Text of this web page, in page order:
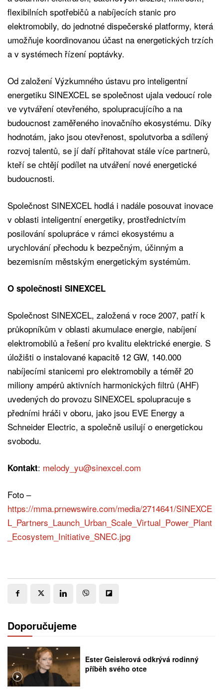
flexibilních spotřebičů a nabíjecích stanic pro
elektromobily, do jednotné dispečerské platformy, která
umožňuje koordinovanou účast na energetických trzích
a v systémech řízení poptávky.
Od založení Výzkumného ústavu pro inteligentní
energetiku SINEXCEL se společnost ujala vedoucí role
ve vytváření otevřeného, spolupracujícího a na
budoucnost zaměřeného inovačního ekosystému. Díky
hodnotám, jako jsou otevřenost, spolutvorba a sdílený
rozvoj talentů, se jí daří přitahovat stále více partnerů,
kteří se chtějí podílet na utváření nové energetické
budoucnosti.
Společnost SINEXCEL hodlá i nadále posouvat inovace
v oblasti inteligentní energetiky, prostřednictvím
posilování spolupráce v rámci ekosystému a
urychlování přechodu k bezpečným, účinným a
bezemisním městským energetickým systémům.
O společnosti SINEXCEL
Společnost SINEXCEL, založená v roce 2007, patří k
průkopníkům v oblasti akumulace energie, nabíjení
elektromobilů a řešení pro kvalitu elektrické energie. S
úložišti o instalované kapacitě 12 GW, 140.000
nabíjecími stanicemi pro elektromobily a téměř 20
miliony ampérů aktivních harmonických filtrů (AHF)
uvedených do provozu SINEXCEL spolupracuje s
předními hráči v oboru, jako jsou EVE Energy a
Schneider Electric, a společně usilují o energetickou
svobodu.
Kontakt: melody_yu@sinexcel.com
Foto –
https://mma.prnewswire.com/media/2714641/SINEXCE
L_Partners_Launch_Urban_Scale_Virtual_Power_Plant
_Ecosystem_Initiative_SNEC.jpg
Doporučujeme
Ester Geislerová odkrývá rodinný
příběh svého otce